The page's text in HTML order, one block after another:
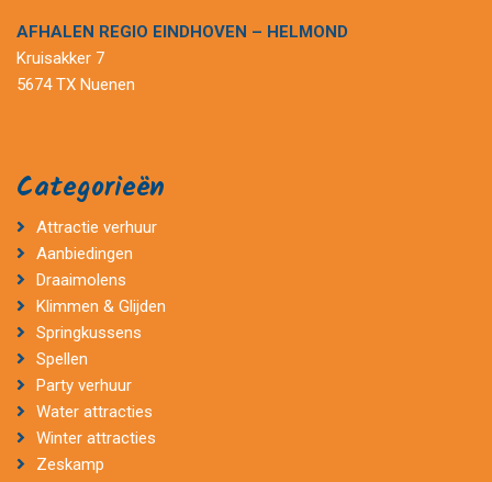
AFHALEN REGIO EINDHOVEN – HELMOND
Kruisakker 7
5674 TX Nuenen
Categorieën
Attractie verhuur
Aanbiedingen
Draaimolens
Klimmen & Glijden
Springkussens
Spellen
Party verhuur
Water attracties
Winter attracties
Zeskamp